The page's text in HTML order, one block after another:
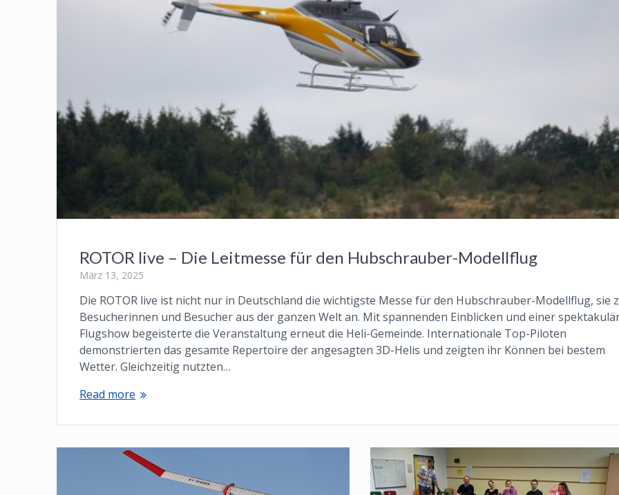
ROTOR live – Die Leitmesse für den Hubschrauber-Modellflug
März 13, 2025
Die ROTOR live ist nicht nur in Deutschland die wichtigste Messe für den Hubschrauber-Modellflug, sie
Besucherinnen und Besucher aus der ganzen Welt an. Mit spannenden Einblicken und einer
Flugshow begeisterte die Veranstaltung erneut die Heli-Gemeinde. Internationale Top-Piloten
demonstrierten das gesamte Repertoire der angesagten 3D-Helis und zeigten ihr Können bei bestem
Wetter. Gleichzeitig nutzten…
Read more